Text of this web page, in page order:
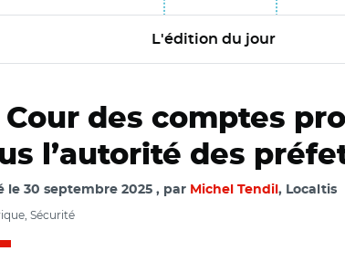
L'édition du jour
Cour des comptes
l’autorité des
le 30 septembre 2025 par Michel Tendil , Localtis
Sécurité